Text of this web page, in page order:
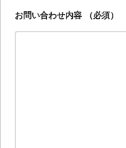
お問い合わせ内容 （必須）